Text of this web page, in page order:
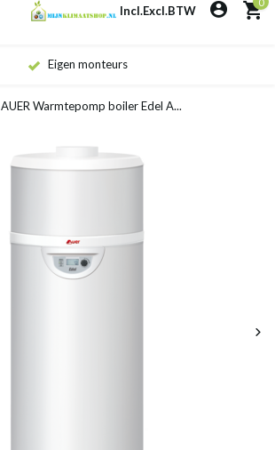
Incl.Excl.BTW
Eigen monteurs
AUER Warmtepomp boiler Edel A...